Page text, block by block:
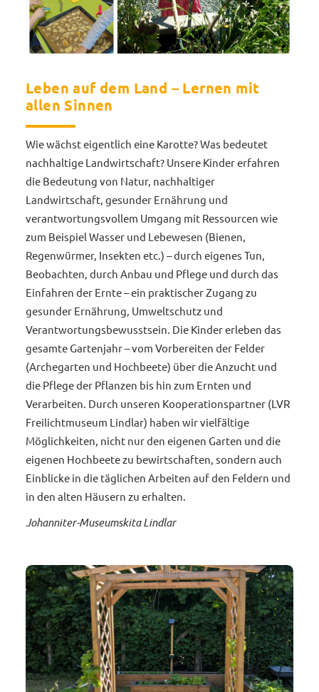
Leben auf dem Land – Lernen mit
allen Sinnen
Wie wächst eigentlich eine Karotte? Was bedeutet
nachhaltige Landwirtschaft? Unsere Kinder erfahren
die Bedeutung von Natur, nachhaltiger
Landwirtschaft, gesunder Ernährung und
verantwortungsvollem Umgang mit Ressourcen wie
zum Beispiel Wasser und Lebewesen (Bienen,
Regenwürmer, Insekten etc.) – durch eigenes Tun,
Beobachten, durch Anbau und Pflege und durch das
Einfahren der Ernte – ein praktischer Zugang zu
gesunder Ernährung, Umweltschutz und
Verantwortungsbewusstsein. Die Kinder erleben das
gesamte Gartenjahr – vom Vorbereiten der Felder
(Archegarten und Hochbeete) über die Anzucht und
die Pflege der Pflanzen bis hin zum Ernten und
Verarbeiten. Durch unseren Kooperationspartner (LVR
Freilichtmuseum Lindlar) haben wir vielfältige
Möglichkeiten, nicht nur den eigenen Garten und die
eigenen Hochbeete zu bewirtschaften, sondern auch
Einblicke in die täglichen Arbeiten auf den Feldern und
in den alten Häusern zu erhalten.
Johanniter-Museumskita Lindlar